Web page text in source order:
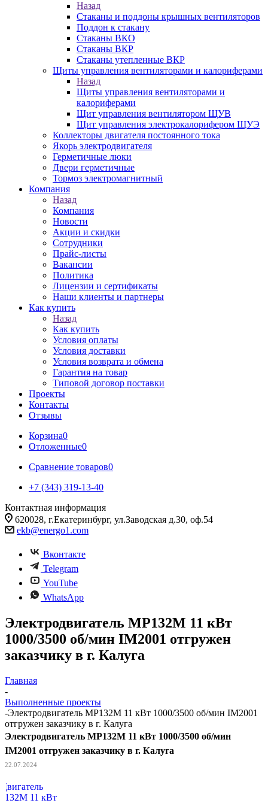
Назад
Стаканы и поддоны крышных вентиляторов
Поддон к стакану
Стаканы ВКО
Стаканы ВКР
Стаканы утепленные ВКР
Щиты управления вентиляторами и калориферами
Назад
Щиты управления вентиляторами и
калориферами
Щит управления вентилятором ЩУВ
Щит управления электрокалорифером ЩУЭ
Коллекторы двигателя постоянного тока
Якорь электродвигателя
Герметичные люки
Двери герметичные
Тормоз электромагнитный
Компания
Назад
Компания
Новости
Акции и скидки
Сотрудники
Прайс-листы
Вакансии
Политика
Лицензии и сертификаты
Наши клиенты и партнеры
Как купить
Назад
Как купить
Условия оплаты
Условия доставки
Условия возврата и обмена
Гарантия на товар
Типовой договор поставки
Проекты
Контакты
Отзывы
Корзина0
Отложенные0
Сравнение товаров0
+7 (343) 319-13-40
Контактная информация
620028, г.Екатеринбург, ул.Заводская д.30, оф.54
ekb@energo1.com
Вконтакте
Telegram
YouTube
WhatsApp
Электродвигатель МР132М 11 кВт
1000/3500 об/мин IM2001 отгружен
заказчику в г. Калуга
Главная
-
Выполненные проекты
-Электродвигатель МР132М 11 кВт 1000/3500 об/мин IM2001
отгружен заказчику в г. Калуга
Электродвигатель МР132М 11 кВт 1000/3500 об/мин
IM2001 отгружен заказчику в г. Калуга
22.07.2024